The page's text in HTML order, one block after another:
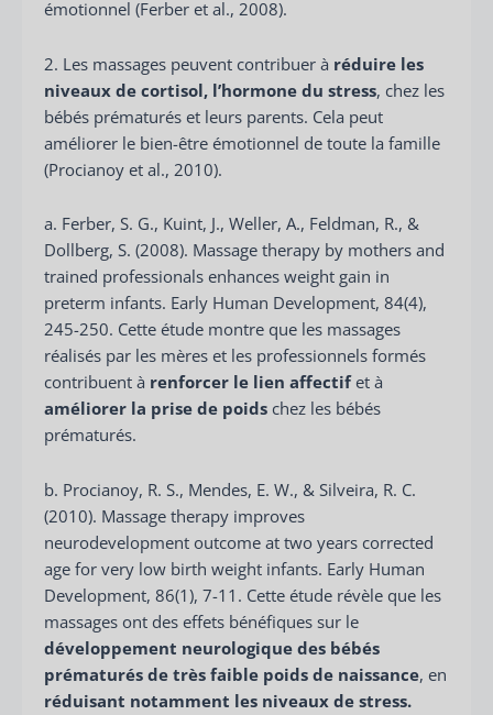
émotionnel (Ferber et al., 2008).
2. Les massages peuvent contribuer à réduire les
niveaux de cortisol, l’hormone du stress, chez les
bébés prématurés et leurs parents. Cela peut
améliorer le bien-être émotionnel de toute la famille
(Procianoy et al., 2010).
a. Ferber, S. G., Kuint, J., Weller, A., Feldman, R., &
Dollberg, S. (2008). Massage therapy by mothers and
trained professionals enhances weight gain in
preterm infants. Early Human Development, 84(4),
245-250. Cette étude montre que les massages
réalisés par les mères et les professionnels formés
contribuent à renforcer le lien affectifet à
améliorer la prise de poids chez les bébés
prématurés.
b. Procianoy, R. S., Mendes, E. W., & Silveira, R. C.
(2010). Massage therapy improves
neurodevelopment outcome at two years corrected
age for very low birth weight infants. Early Human
Development, 86(1), 7-11. Cette étude révèle que les
massages ont des effets bénéfiques sur le
développement neurologique des bébés
prématurés de très faible poids de naissance, en
réduisant notamment les niveaux de stress.